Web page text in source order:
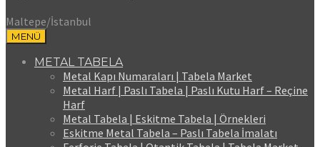
Maltepe/İstanbul
MENÜ
METAL TABELA
Metal Kapı Numaraları | Tabela Market
Metal Harf | Paslı Tabela | Paslı Kutu Harf – Reçine
Harf
Metal Tabela | Eskitme Tabela | Örnekleri
Eskitme Metal Tabela – Paslı Tabela İmalatı